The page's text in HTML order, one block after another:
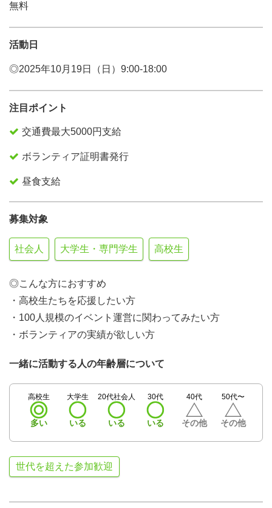
無料
活動日
◎2025年10月19日（日）9:00-18:00
注目ポイント
交通費最大5000円支給
ボランティア証明書発行
昼食支給
募集対象
社会人 大学生・専門学生 高校生
◎こんな方におすすめ
・高校生たちを応援したい方
・100人規模のイベント運営に関わってみたい方
・ボランティアの実績が欲しい方
一緒に活動する人の年齢層について
高校生
多い
大学生
いる
20代社会人
いる
30代
いる
40代
その他
50代〜
その他
世代を超えた参加歓迎